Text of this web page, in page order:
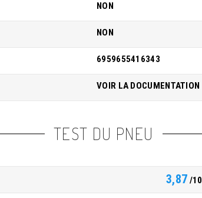
NON
NON
6959655416343
VOIR LA DOCUMENTATION
TEST DU PNEU
3,87 /10